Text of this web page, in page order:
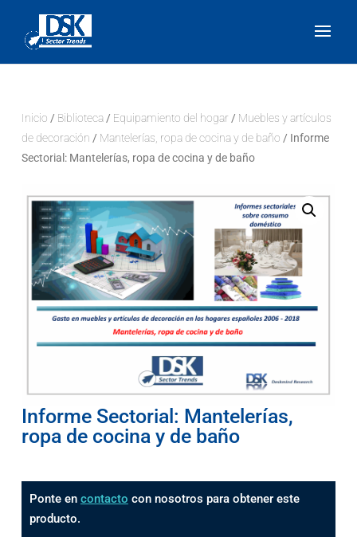
Inicio / Biblioteca/ Equipamiento del hogar / Muebles y artículos
de decoración / Mantelerías, ropa de cocina y de baño / Informe
Sectorial: Mantelerías, ropa de cocina y de baño
Informe Sectorial: Mantelerías,
ropa de cocina y de baño
Ponte en contacto con nosotros para obtener este
producto.